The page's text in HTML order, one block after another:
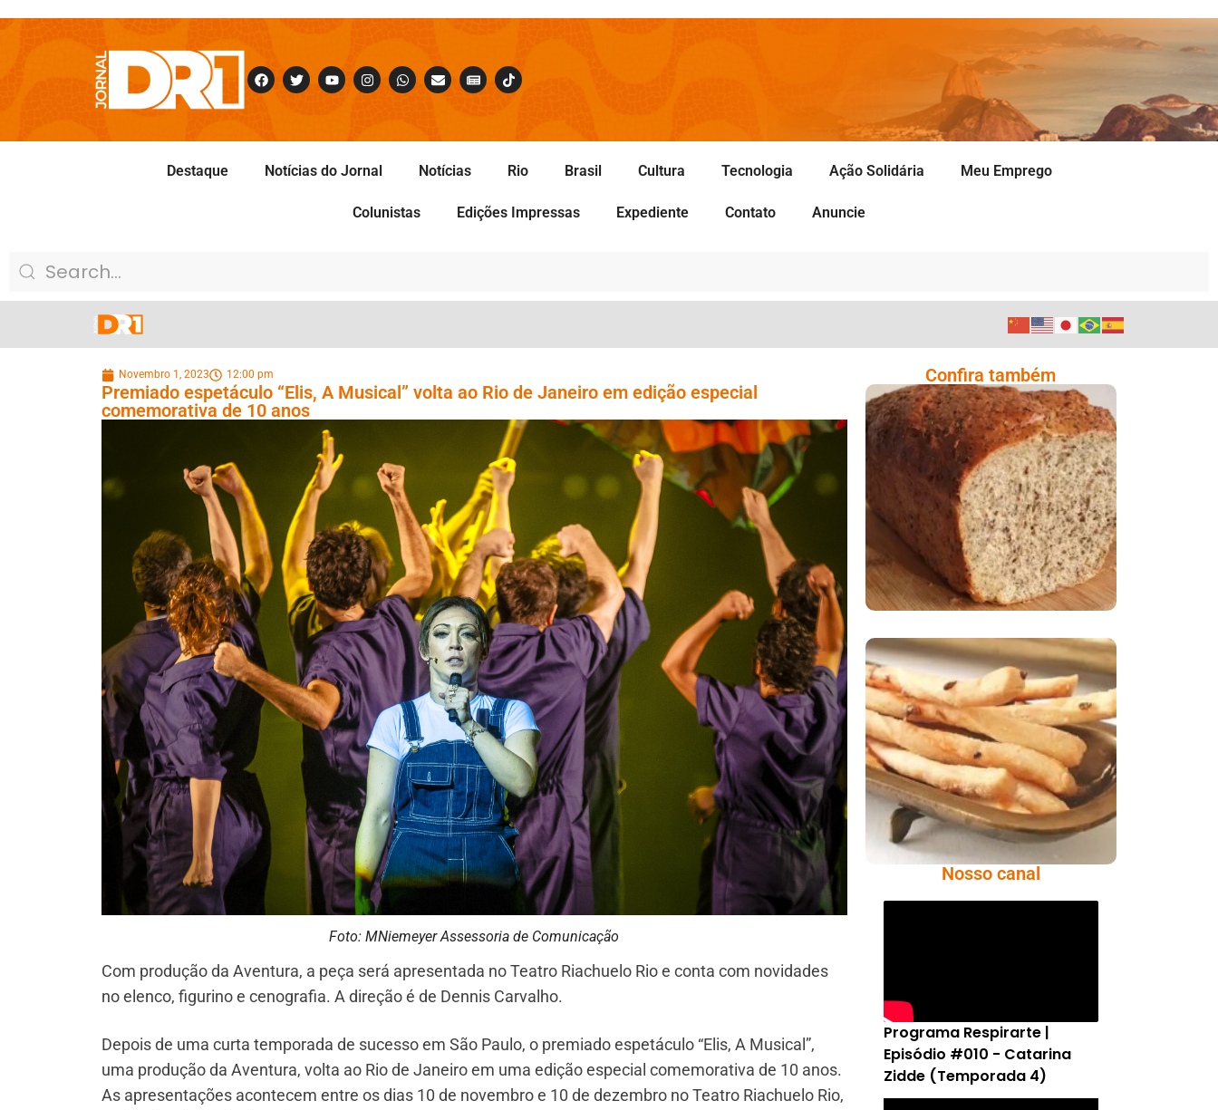
Destaque Notícias do Jornal Notícias Rio Brasil Cultura Tecnologia Ação Solidária Meu Emprego
Colunistas Edições Impressas Expediente Contato Anuncie
Novembro 1, 2023 12:00 pm
Premiado espetáculo “Elis, A Musical” volta ao Rio de Janeiro em edição especial
comemorativa de 10 anos
Foto: MNiemeyer Assessoria de Comunicação
Com produção da Aventura, a peça será apresentada no Teatro Riachuelo Rio e conta com novidades
no elenco, figurino e cenografia. A direção é de Dennis Carvalho.
Depois de uma curta temporada de sucesso em São Paulo, o premiado espetáculo “Elis, A Musical”,
uma produção da Aventura, volta ao Rio de Janeiro em uma edição especial comemorativa de 10 anos.
As apresentações acontecem entre os dias 10 de novembro e 10 de dezembro no Teatro Riachuelo Rio,
Confira também
Comer Bem: Pão Low
Carb
Comer Bem:
Palitinhos De Cebola
E Salsa
Nosso canal
Programa Respirarte |
Episódio #010 - Catarina
Zidde (Temporada 4)